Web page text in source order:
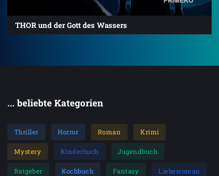
THOR und der Gott des Wassers
... beliebte Kategorien
Thriller Horror Roman Krimi
Mystery Kinderbuch Jugendbuch
Ratgeber Kochbuch Fantasy Liebesroman